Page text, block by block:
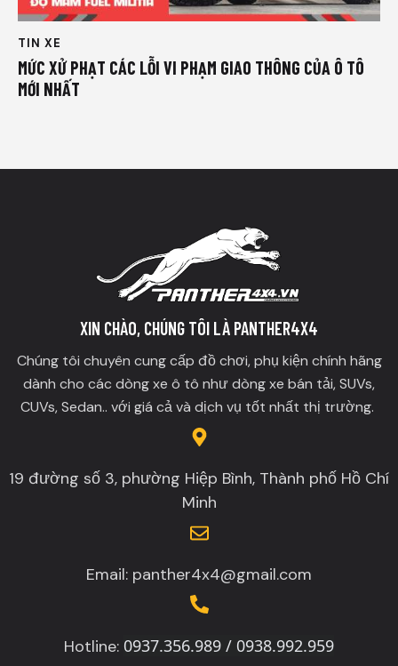
TIN XE
MỨC XỬ PHẠT CÁC LỖI VI PHẠM GIAO THÔNG CỦA Ô TÔ
MỚI NHẤT
XIN CHÀO, CHÚNG TÔI LÀ PANTHER4X4
Chúng tôi chuyên cung cấp đồ chơi, phụ kiện chính hãng
dành cho các dòng xe ô tô như dòng xe bán tải, SUVs,
CUVs, Sedan.. với giá cả và dịch vụ tốt nhất thị trường.
19 đường số 3, phường Hiệp Bình, Thành phố Hồ Chí
Minh
Email: panther4x4@gmail.com
Hotline: 0937.356.989 / 0938.992.959